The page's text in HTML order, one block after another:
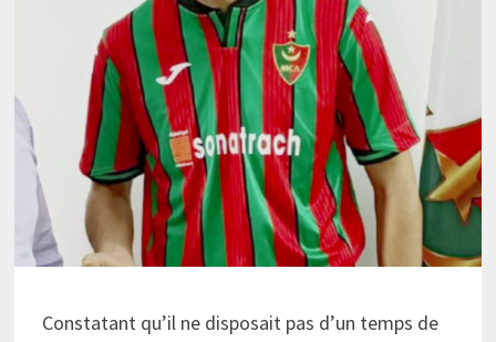
Constatant qu’il ne disposait pas d’un temps de